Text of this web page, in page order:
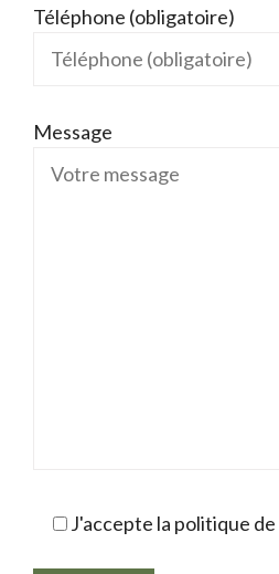
Téléphone (obligatoire)
Message
J'accepte la politique